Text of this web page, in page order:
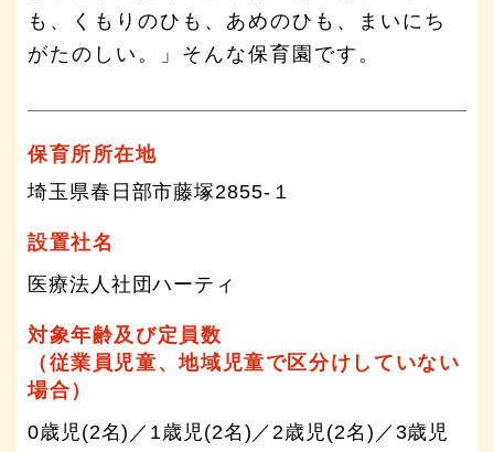
も、くもりのひも、あめのひも、まいにち
がたのしい。」そんな保育園です。
保育所所在地
埼玉県春日部市藤塚2855-１
設置社名
医療法人社団ハーティ
対象年齢及び定員数
（従業員児童、地域児童で区分けしていない
場合）
0歳児(2名)／1歳児(2名)／2歳児(2名)／3歳児